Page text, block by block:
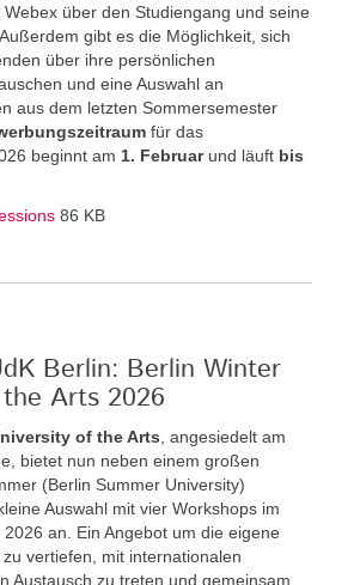
über den Studiengang und seine
gibt es die Möglichkeit, sich
über ihre persönlichen
und eine Auswahl an
aus dem letzten Sommersemester
für das
beginnt am 1. Februar und läuft bis
86 KB
Berlin: Berlin Winter
Arts 2026
of the Arts , angesiedelt am
bietet nun neben einem großen
(Berlin Summer University)
Auswahl mit vier Workshops im
an. Ein Angebot um die eigene
vertiefen, mit internationalen
Austausch zu treten und gemeinsam